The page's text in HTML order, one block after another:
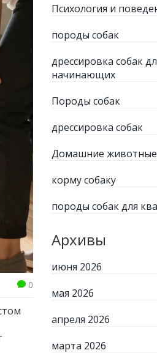
0
Психология и
породы собак
дрессировка собак
начинающих
Породы собак
дрессировка собак
Домашние животные
корму собаку
породы собак для
Архивы
июня 2026
мая 2026
апреля 2026
марта 2026